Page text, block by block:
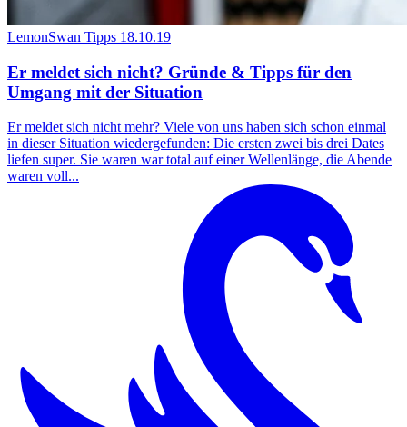
LemonSwan Tipps 18.10.19
Er meldet sich nicht? Gründe & Tipps für den
Umgang mit der Situation
Er meldet sich nicht mehr? Viele von uns haben sich schon einmal
in dieser Situation wiedergefunden: Die ersten zwei bis drei Dates
liefen super. Sie waren war total auf einer Wellenlänge, die Abende
waren voll...